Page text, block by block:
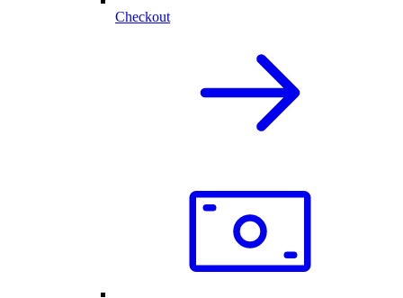
Checkout